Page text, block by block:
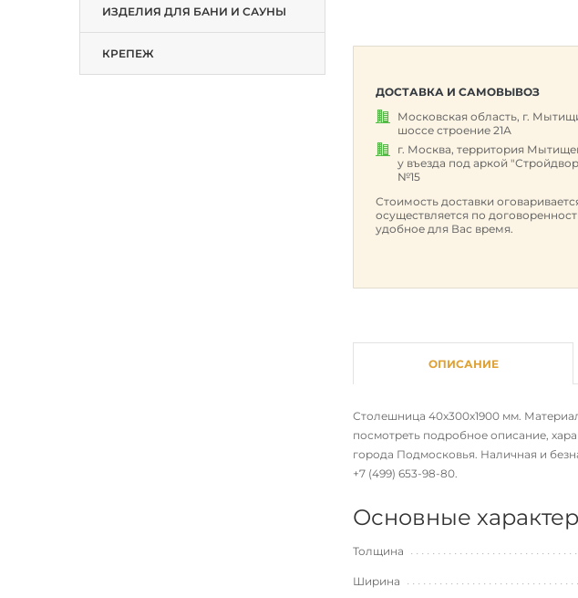
ИЗДЕЛИЯ ДЛЯ БАНИ И САУНЫ
КРЕПЕЖ
ДОСТАВКА И САМОВЫВОЗ
Московская область, г.
шоссе строение 21А
г. Москва, территория
у въезда под аркой
№15
Стоимость доставки
осуществляется по
удобное для Вас время.
ОПИСАНИЕ
Столешница 40х300х1900 мм.
посмотреть подробное описание,
города Подмосковья. Наличная и
+7 (499) 653-98-80.
Основные
Толщина
Ширина